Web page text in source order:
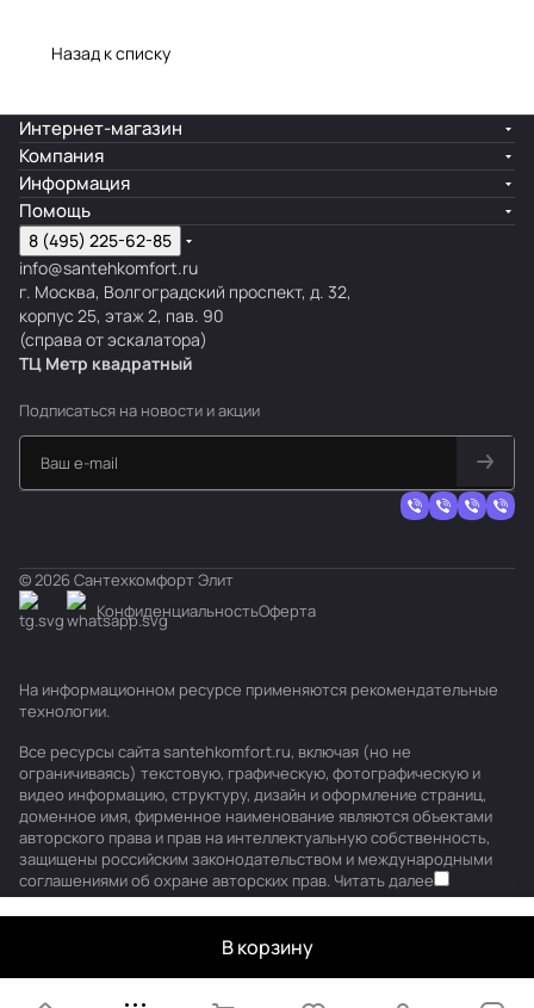
Назад к списку
В корзину
Интернет-магазин
Компания
Информация
Помощь
8 (495) 225-62-85
info@santehkomfort.ru
г. Москва, Волгоградский проспект, д. 32,
корпус 25, этаж 2, пав. 90
(справа от эскалатора)
ТЦ Метр квадратный
Подписаться на новости и акции
© 2026 Сантехкомфорт Элит
КонфиденциальностьОферта
На информационном ресурсе применяются рекомендательные
технологии.
Все ресурсы сайта santehkomfort.ru, включая (но не
ограничиваясь) текстовую, графическую, фотографическую и
видео информацию, структуру, дизайн и оформление страниц,
доменное имя, фирменное наименование являются объектами
авторского права и прав на интеллектуальную собственность,
защищены российским законодательством и международными
соглашениями об охране авторских прав. Читать далее